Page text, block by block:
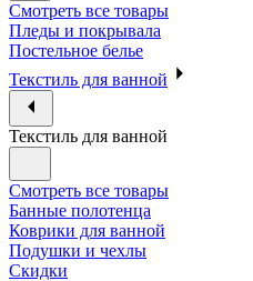
Смотреть все товары
Пледы и покрывала
Постельное белье
Текстиль для ванной
Текстиль для ванной
Смотреть все товары
Банные полотенца
Коврики для ванной
Подушки и чехлы
Скидки